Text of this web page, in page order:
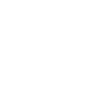
z własnymi